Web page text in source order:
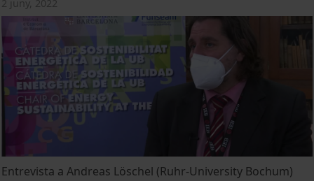
2 juny, 2022
Entrevista a Andreas Löschel (Ruhr-University Bochum)